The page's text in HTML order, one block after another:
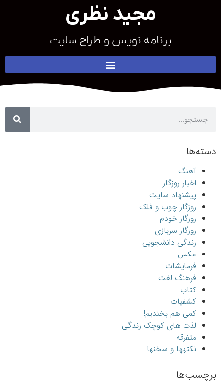
مجید نظری
برنامه نویس و طراح سایت
دسته‌ها
آهنگ
اخبار روزگار
پیشنهاد سایت
روزگار چوب و فلک
روزگار خودم
روزگار سربازی
زندگی دانشجویی
عکس
فرمایشات
فرهنگ لغت
کتاب
کشفیات
کمی هم بخندیم!
لذت های کوچک زندگی
متفرقه
نکته‎ها و سخن‎ها
برچسب‌ها